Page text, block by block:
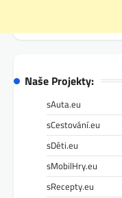
Naše Projekty:
sAuta.eu
sCestování.eu
sDěti.eu
sMobilHry.eu
sRecepty.eu